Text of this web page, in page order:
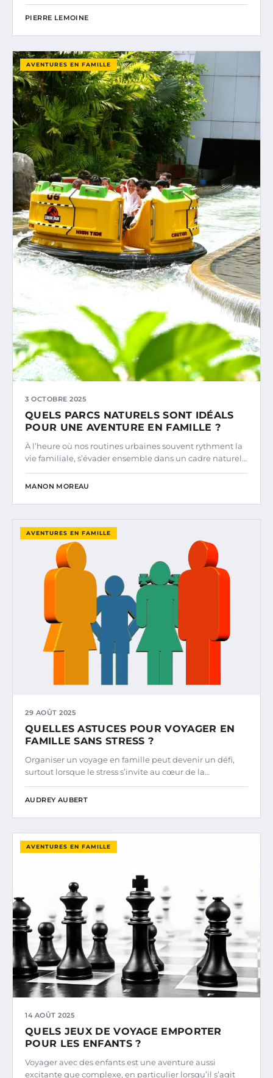
PIERRE LEMOINE
AVENTURES EN FAMILLE
3 OCTOBRE 2025
QUELS PARCS NATURELS SONT IDÉALS
POUR UNE AVENTURE EN FAMILLE ?
À l’heure où nos routines urbaines souvent rythment la
vie familiale, s’évader ensemble dans un cadre naturel…
MANON MOREAU
AVENTURES EN FAMILLE
29 AOÛT 2025
QUELLES ASTUCES POUR VOYAGER EN
FAMILLE SANS STRESS ?
Organiser un voyage en famille peut devenir un défi,
surtout lorsque le stress s’invite au cœur de la…
AUDREY AUBERT
AVENTURES EN FAMILLE
14 AOÛT 2025
QUELS JEUX DE VOYAGE EMPORTER
POUR LES ENFANTS ?
Voyager avec des enfants est une aventure aussi
excitante que complexe, en particulier lorsqu’il s’agit